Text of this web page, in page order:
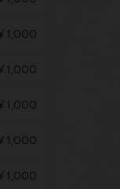
1,000
1,000
1,000
1,000
1,000